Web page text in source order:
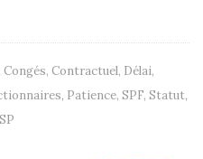
Congés, Contractuel, Délai,
, Patience, SPF, Statut,